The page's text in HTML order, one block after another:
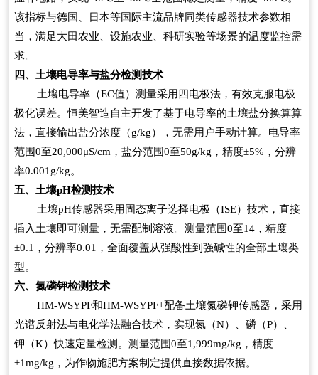
该指标与德国、日本等国际主流品牌同类传感器技术参数相
当，满足大田农业、设施农业、科研实验等场景的温度监控需
求。
四、土壤电导率与盐分检测技术
土壤电导率（EC值）测量采用四电极法，有效克服电极
极化误差。恒美智造自主开发了基于电导率的土壤盐分换算算
法，直接输出盐分浓度（g/kg），无需用户手动计算。电导率
范围0至20,000μS/cm ，盐分范围0至50g/kg，精度±5%，分辨
率0.001g/kg。
五、土壤pH检测技术
土壤pH传感器采用固态离子选择电极（ISE）技术，直接
插入土壤即可测量，无需配制溶液。测量范围0至14，精度
±0.1，分辨率0.01，全面覆盖从强酸性到强碱性的全部土壤类
型。
六、氮磷钾检测技术
HM-WSYPF和HM-WSYPF+配备土壤氮磷钾传感器，采用
光谱反射法与电化学法融合技术，实现氮（N）、磷（P）、
钾（K）快速定量检测。测量范围0至1,999mg/kg，精度
±1mg/kg，为作物施肥方案制定提供直接数据依据。